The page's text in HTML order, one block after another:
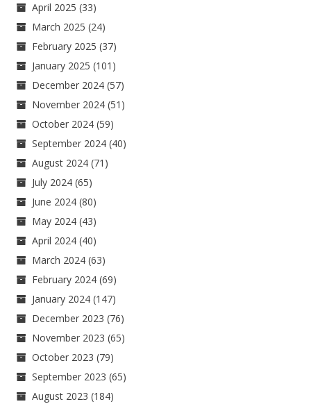
April 2025 (33)
March 2025 (24)
February 2025 (37)
January 2025 (101)
December 2024 (57)
November 2024 (51)
October 2024 (59)
September 2024 (40)
August 2024 (71)
July 2024 (65)
June 2024 (80)
May 2024 (43)
April 2024 (40)
March 2024 (63)
February 2024 (69)
January 2024 (147)
December 2023 (76)
November 2023 (65)
October 2023 (79)
September 2023 (65)
August 2023 (184)